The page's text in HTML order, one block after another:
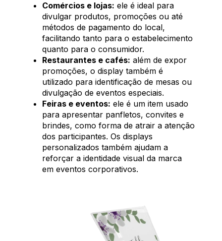
Comércios e lojas: ele é ideal para
divulgar produtos, promoções ou até
métodos de pagamento do local,
facilitando tanto para o estabelecimento
quanto para o consumidor.
Restaurantes e cafés: além de expor
promoções, o display também é
utilizado para identificação de mesas ou
divulgação de eventos especiais.
Feiras e eventos: ele é um item usado
para apresentar panfletos, convites e
brindes, como forma de atrair a atenção
dos participantes. Os displays
personalizados também ajudam a
reforçar a identidade visual da marca
em eventos corporativos.